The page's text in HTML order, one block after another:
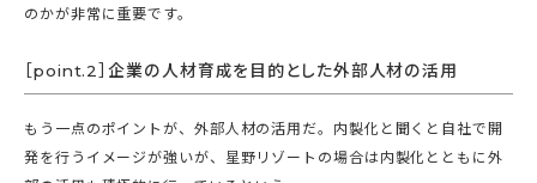
のかが非常に重要です。
［point.2］企業の人材育成を目的とした外部人材の活用
もう一点のポイントが、外部人材の活用だ。内製化と聞くと自社で開
発を行うイメージが強いが、星野リゾートの場合は内製化とともに外